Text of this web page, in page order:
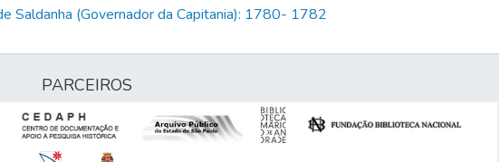
Saldanha (Governador da Capitania): 1780- 1782
PARCEIROS